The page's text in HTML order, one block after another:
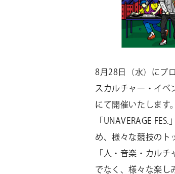
8月28日（水）にプ
スカルチャー・イベ
にて開催いたします。
「UNAVERAGE
め、様々な競技のト
「人・音楽・カル
でなく、様々な楽し